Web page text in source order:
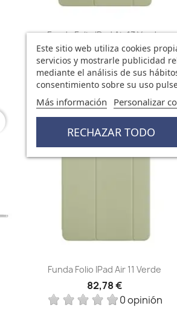
Vista rápida
Funda Folio IPad Air 13 Verde
110,67 €
0 opinión
Vista rápida
Funda Folio IPad Air 11 Verde
82,78 €
0 opinión
FUERA DE STOCK
Este sitio web utiliza cookies
servicios y mostrarle publicidad
mediante el análisis de sus
consentimiento sobre su uso
Más información Personalizar
RECHAZAR TODO